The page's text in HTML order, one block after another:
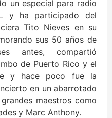
un especial para radio
y ha participado del
Tito Nieves en su
sus 50 años de
antes, compartió
de Puerto Rico y el
y hace poco fue la
en un abarrotado
maestros como
y Marc Anthony.